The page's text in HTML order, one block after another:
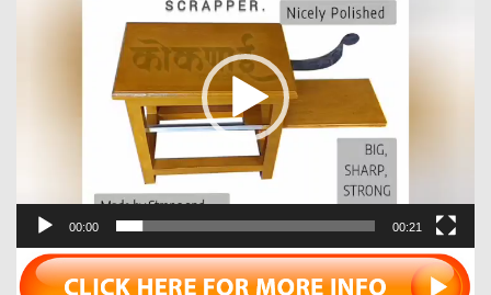
00:00 00:21